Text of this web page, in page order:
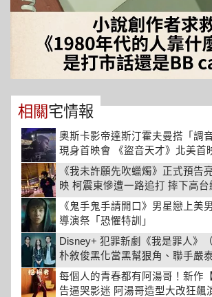
相關宅情報
奧斯卡影帝達斯汀霍夫曼搭「調
現身首映會 《盜音天才》北美
伍道爾被封「下一位國際巨星」
98分超高好評 6月5日 全台上映
《我未許願先吹蠟燭》正式預告
映 柯震東慘遭一路追打 摔下高
忍睹
《鬼手鬼手請開口》男星戀上美
導演祭「恐懼特訓」
Disney+ 犯罪新劇《我是罪人》
朴敘俊黑化當黑幫狠角、聯手嚴
地下世界
每個人的青春都有阿湯哥！新作
告逼哭影迷 阿湯哥造型大改狂飆